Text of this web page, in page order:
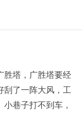
塔，广胜塔要经
刮了一阵大风，工
巷子打不到车，